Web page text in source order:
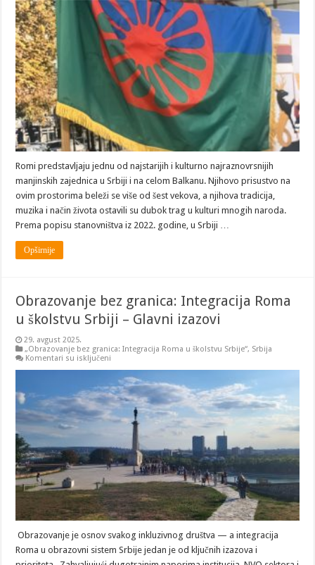
u
Srbiji
–
narod
duge
tradicije
i
bogatog
kulturnog
nasleđa
Romi predstavljaju jednu od najstarijih i kulturno najraznovrsnijih
manjinskih zajednica u Srbiji i na celom Balkanu. Njihovo prisustvo na
ovim prostorima beleži se više od šest vekova, a njihova tradicija,
muzika i način života ostavili su dubok trag u kulturi mnogih naroda.
Prema popisu stanovništva iz 2022. godine, u Srbiji …
Opširnije
Obrazovanje bez granica: Integracija Roma
u školstvu Srbiji – Glavni izazovi
29. avgust 2025.
„Obrazovanje bez granica: Integracija Roma u školstvu Srbije“, Srbija
Komentari su isključeni
granica:
Integracija
Roma
školstvu
Glavni
izazovi
Obrazovanje je osnov svakog inkluzivnog društva — a integracija
Roma u obrazovni sistem Srbije jedan je od ključnih izazova i